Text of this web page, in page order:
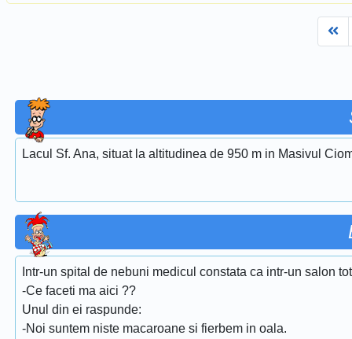
Lacul Sf. Ana, situat la altitudinea de 950 m in Masivul
Intr-un spital de nebuni medicul constata ca intr-un salon
-Ce faceti ma aici ??
Unul din ei raspunde:
-Noi suntem niste macaroane si fierbem in oala.